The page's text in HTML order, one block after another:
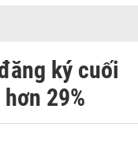
ký cuối
29%